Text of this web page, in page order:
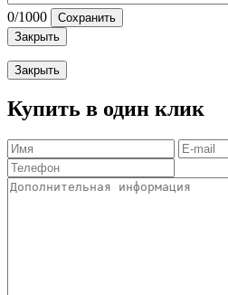
0/1000
Сохранить
Закрыть
Закрыть
Купить в один клик